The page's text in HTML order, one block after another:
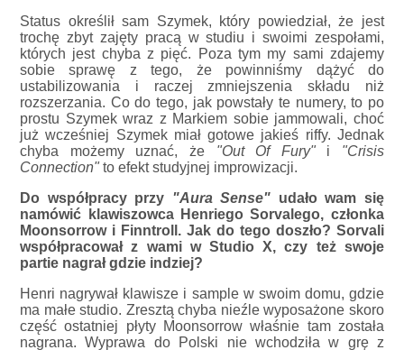
Status określił sam Szymek, który powiedział, że jest
trochę zbyt zajęty pracą w studiu i swoimi zespołami,
których jest chyba z pięć. Poza tym my sami zdajemy
sobie sprawę z tego, że powinniśmy dążyć do
ustabilizowania i raczej zmniejszenia składu niż
rozszerzania. Co do tego, jak powstały te numery, to po
prostu Szymek wraz z Markiem sobie jammowali, choć
już wcześniej Szymek miał gotowe jakieś riffy. Jednak
chyba możemy uznać, że "Out Of Fury"i "Crisis
Connection"to efekt studyjnej improwizacji.
Do współpracy przy "Aura Sense" udało wam się
namówić klawiszowca Henriego Sorvalego, członka
Moonsorrow i Finntroll. Jak do tego doszło? Sorvali
współpracował z wami w Studio X, czy też swoje
partie nagrał gdzie indziej?
Henri nagrywał klawisze i sample w swoim domu, gdzie
ma małe studio. Zresztą chyba nieźle wyposażone skoro
część ostatniej płyty Moonsorrow właśnie tam została
nagrana. Wyprawa do Polski nie wchodziła w grę z